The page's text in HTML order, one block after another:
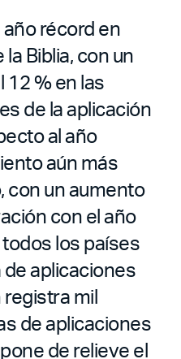
récord en
Biblia, con un
12 % en las
de la aplicación
al año
aún más
con un aumento
con el año
los países
de aplicaciones
mil
de aplicaciones
de relieve el